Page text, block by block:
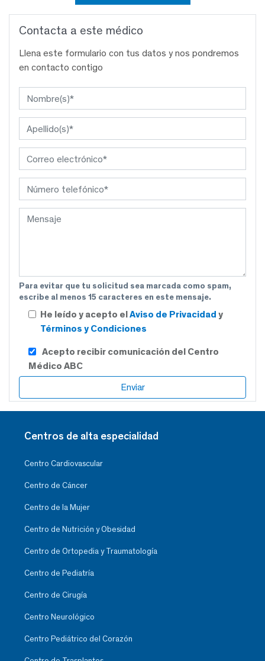
Contacta a este médico
Llena este formulario con tus datos y nos pondremos
en contacto contigo
Para evitar que tu solicitud sea marcada como spam,
escribe al menos 15 caracteres en este mensaje.
He leído y acepto elAviso de Privacidad y
Términos y Condiciones
Acepto recibir comunicación del Centro
Médico ABC
Centros de alta especialidad
Centro Cardiovascular
Centro de Cáncer
Centro de la Mujer
Centro de Nutrición y Obesidad
Centro de Ortopedia y Traumatología
Centro de Pediatría
Centro de Cirugía
Centro Neurológico
Centro Pediátrico del Corazón